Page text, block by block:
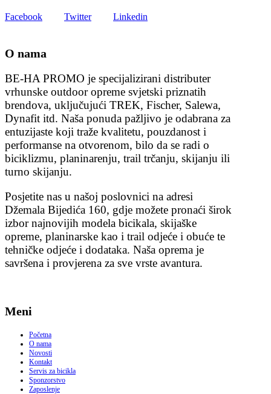
Facebook Twitter Linkedin
O nama
BE-HA PROMO je specijalizirani distributer
vrhunske outdoor opreme svjetski priznatih
brendova, uključujući TREK, Fischer, Salewa,
Dynafit itd. Naša ponuda pažljivo je odabrana za
entuzijaste koji traže kvalitetu, pouzdanost i
performanse na otvorenom, bilo da se radi o
biciklizmu, planinarenju, trail trčanju, skijanju ili
turno skijanju.
Posjetite nas u našoj poslovnici na adresi
Džemala Bijedića 160, gdje možete pronaći širok
izbor najnovijih modela bicikala, skijaške
opreme, planinarske kao i trail odjeće i obuće te
tehničke odjeće i dodataka. Naša oprema je
savršena i provjerena za sve vrste avantura.
Meni
Početna
O nama
Novosti
Kontakt
Servis za bicikla
Sponzorstvo
Zaposlenje